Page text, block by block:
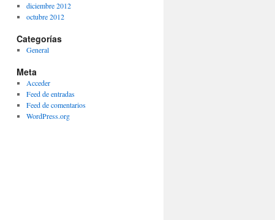
diciembre 2012
octubre 2012
Categorías
General
Meta
Acceder
Feed de entradas
Feed de comentarios
WordPress.org